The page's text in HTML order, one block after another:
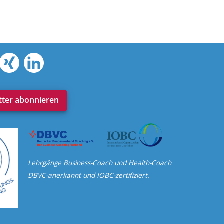
abonnieren
Lehrgänge Business-Coach und Health-Coach
DBVC-anerkannt und IOBC-zertifiziert.